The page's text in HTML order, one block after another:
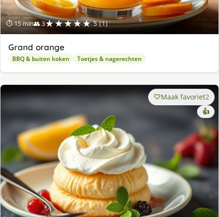
⏱ 15 min👥 3★★★★★ 5 (1)
Grand orange
BBQ & buiten koken Toetjes & nagerechten
Maak favoriet2
👍